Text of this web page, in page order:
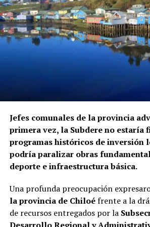
El informe fue elaborado mediante el
de la Superintendencia de Seguridad
Servicio Nacional de Migraciones, a
Contraloría. Hasta el momento,
instituciones mencionadas ha
procedimientos disciplinarios ni ha
fiscalizaciones y solicitará
organismo involucrado para
responsabilidades administrativas
Jefes comunales de la provincia
primera vez, la Subdere no estaría
programas históricos de inversión
podría paralizar obras
deporte e infraestructura básica.
Una profunda preocupación
la provincia de Chiloéfrente a la
de recursos entregados por la
Desarrollo Regional y